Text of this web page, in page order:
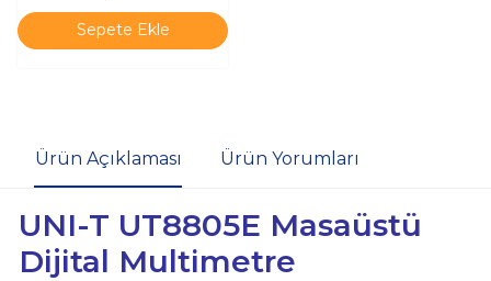
Sepete Ekle
Ürün Açıklaması Ürün Yorumları
UNI-T UT8805E Masaüstü
Dijital Multimetre